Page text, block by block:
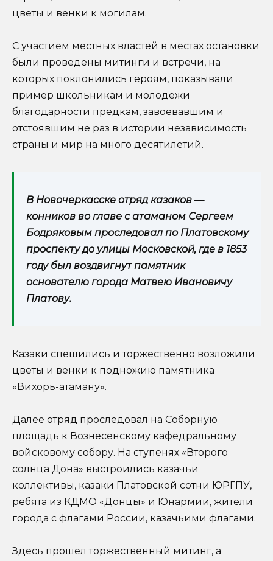
цветы и венки к могилам.
С участием местных властей в местах остановки
были проведены митинги и встречи, на
которых поклонились героям, показывали
пример школьникам и молодежи
благодарности предкам, завоевавшим и
отстоявшим не раз в истории независимость
страны и мир на много десятилетий.
В Новочеркасске отряд казаков —
конников во главе с атаманом Сергеем
Бодряковым проследовал по Платовскому
проспекту до улицы Московской, где в 1853
году был воздвигнут памятник
основателю города Матвею Ивановичу
Платову.
Казаки спешились и торжественно возложили
цветы и венки к подножию памятника
«Вихорь-атаману».
Далее отряд проследовал на Соборную
площадь к Вознесенскому кафедральному
войсковому собору. На ступенях «Второго
солнца Дона» выстроились казачьи
коллективы, казаки Платовской сотни ЮРГПУ,
ребята из КДМО «Донцы» и Юнармии, жители
города с флагами России, казачьими флагами.
Здесь прошел торжественный митинг, а